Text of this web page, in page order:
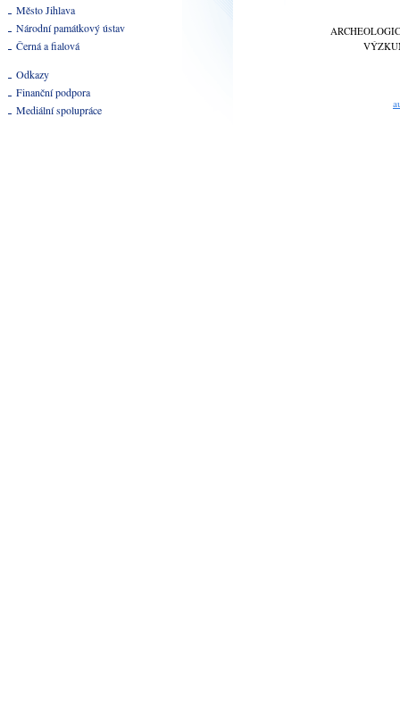
Město Jihlava
Národní památkový ústav
Černá a fialová
Odkazy
Finanční podpora
Mediální spolupráce